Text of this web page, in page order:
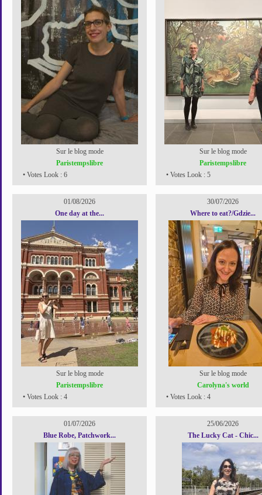
Sur le blog mode
Paristempslibre
• Votes Look : 6
Sur le blog mode
Paristempslibre
• Votes Look : 5
01/08/2026
One day at the...
Sur le blog mode
Paristempslibre
• Votes Look : 4
30/07/2026
Where to eat?/Gdzie...
Sur le blog mode
Carolyna's world
• Votes Look : 4
01/07/2026
Blue Robe, Patchwork...
25/06/2026
The Lucky Cat - Chic...